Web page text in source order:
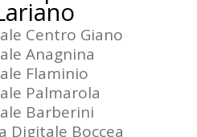
Centro Giano
Anagnina
Flaminio
Palmarola
Barberini
Digitale Boccea